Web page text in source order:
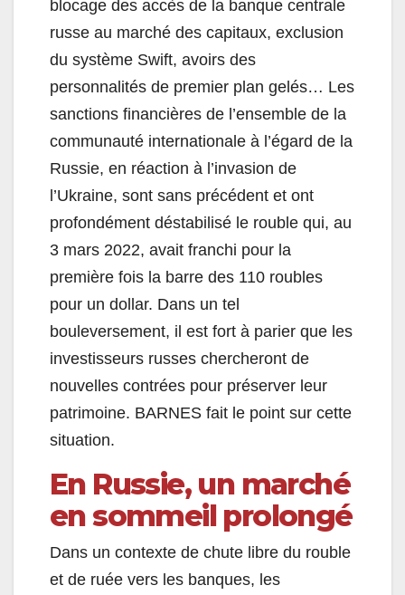
blocage des accès de la banque centrale
russe au marché des capitaux, exclusion
du système Swift, avoirs des
personnalités de premier plan gelés… Les
sanctions financières de l’ensemble de la
communauté internationale à l’égard de la
Russie, en réaction à l’invasion de
l’Ukraine, sont sans précédent et ont
profondément déstabilisé le rouble qui, au
3 mars 2022, avait franchi pour la
première fois la barre des 110 roubles
pour un dollar. Dans un tel
bouleversement, il est fort à parier que les
investisseurs russes chercheront de
nouvelles contrées pour préserver leur
patrimoine. BARNES fait le point sur cette
situation.
En Russie, un marché
en sommeil prolongé
Dans un contexte de chute libre du rouble
et de ruée vers les banques, les